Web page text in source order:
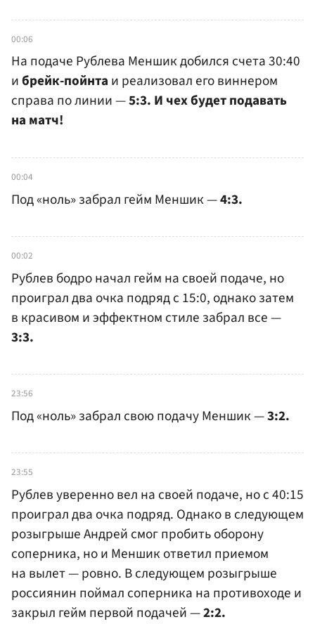
00:06
На подаче Рублева Меншик добился счета 30:40
ибрейк-пойнта и реализовал его виннером
справа по линии —5:3. И чех будет подавать
на матч!
00:04
Под «ноль» забрал гейм Меншик —4:3.
00:02
Рублев бодро начал гейм на своей подаче, но
проиграл два очка подряд с 15:0, однако затем
в красивом и эффектном стиле забрал все —
3:3.
23:56
Под «ноль» забрал свою подачу Меншик —3:2.
23:55
Рублев уверенно вел на своей подаче, но с 40:15
проиграл два очка подряд. Однако в следующем
розыгрыше Андрей смог пробить оборону
соперника, но и Меншик ответил приемом
на вылет — ровно. В следующем розыгрыше
россиянин поймал соперника на противоходе и
закрыл гейм первой подачей —2:2.